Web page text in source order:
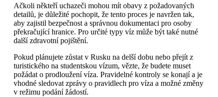
Ačkoli někteří uchazeči mohou mít obavy z požadovaných
detailů, je důležité pochopit, že tento proces je navržen tak,
aby zajistil bezpečnost a správnou dokumentaci pro osoby
překračující hranice. Pro určité typy víz může být také nutné
další zdravotní pojištění.
Pokud plánujete zůstat v Rusku na delší dobu nebo přejít z
turistického na studentskou vízum, vězte, že budete muset
požádat o prodloužení víza. Pravidelné kontroly se konají a je
vhodné sledovat zprávy o pravidlech pro víza a možné změny
v režimu podání žádostí.